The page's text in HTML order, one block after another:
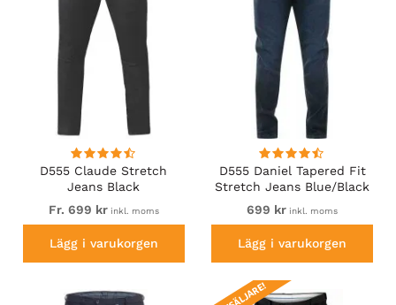
D555 Claude Stretch
Jeans Black
Fr. 699 krinkl. moms
Lägg i varukorgen
D555 Daniel Tapered Fit
Stretch Jeans Blue/Black
Wash
699 kr inkl. moms
Lägg i varukorgen